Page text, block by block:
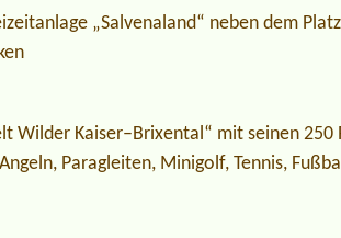
„Salvenaland“ neben dem
Wilder Kaiser–Brixental“ mit seinen
Paragleiten, Minigolf, Tennis,